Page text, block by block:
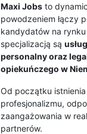
Maxi Jobs to
powodzeniem łączy
kandydatów na
specjalizacją są
personalny oraz
opiekuńczego w
Od początku
profesjonalizmu,
zaangażowania w
partnerów.